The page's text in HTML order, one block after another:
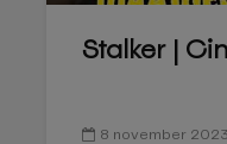
Stalker |
8 november 2023